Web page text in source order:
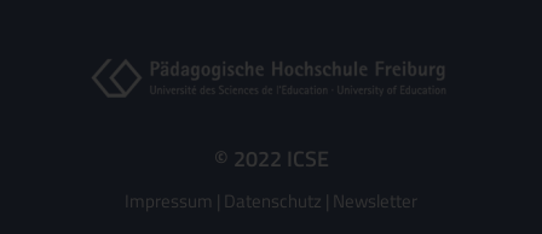
© 2022 ICSE
Impressum | Datenschutz | Newsletter